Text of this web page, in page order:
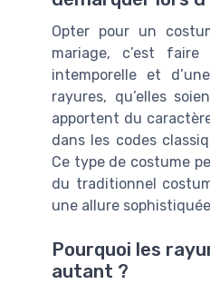
Opter pour un
mariage, c’est
intemporelle et
rayures, qu’elles
apportent du
dans les codes
Ce type de costume
du traditionnel
une allure
Pourquoi les
autant ?